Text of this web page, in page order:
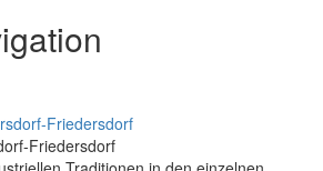
Friedersdorf